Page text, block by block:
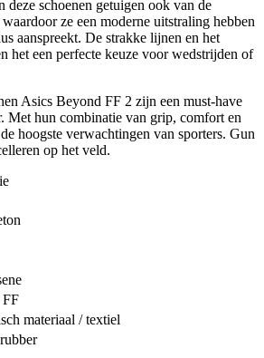
deze schoenen getuigen ook van de
ze een moderne uitstraling hebben
aanspreekt. De strakke lijnen en het
het een perfecte keuze voor wedstrijden of
Asics Beyond FF 2 zijn een must-have
Met hun combinatie van grip, comfort en
hoogste verwachtingen van sporters. Gun
op het veld.
FF
materiaal / textiel